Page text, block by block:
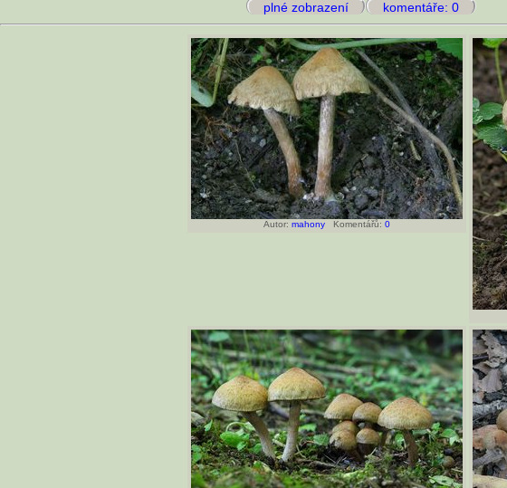
plné zobrazení komentáře: 0
Autor: mahony Komentářů: 0